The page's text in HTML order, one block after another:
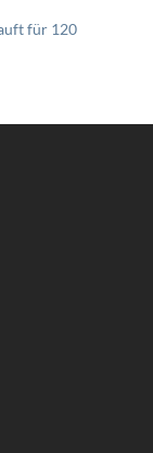
für 120